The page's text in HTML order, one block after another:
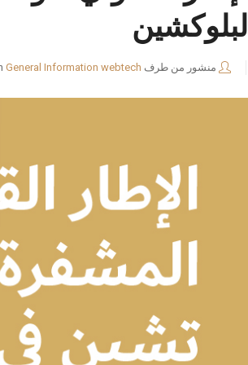
البلوكشين
منشور من طرف webtech
General Information